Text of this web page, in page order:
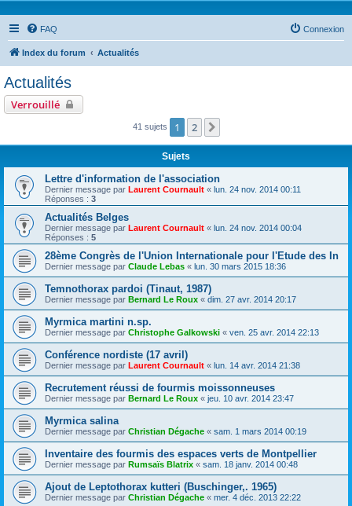
FAQ Connexion
Index du forum Actualités
Actualités
Verrouillé
41 sujets 1 2
Sujets
Lettre d'information de l'association
Dernier message par Laurent Cournault « lun. 24 nov. 2014 00:11
Réponses : 3
Actualités Belges
Dernier message par Laurent Cournault « lun. 24 nov. 2014 00:04
Réponses : 5
28ème Congrès de l'Union Internationale pour l'Etude des In
Dernier message par Claude Lebas « lun. 30 mars 2015 18:36
Temnothorax pardoi (Tinaut, 1987)
Dernier message par Bernard Le Roux « dim. 27 avr. 2014 20:17
Myrmica martini n.sp.
Dernier message par Christophe Galkowski « ven. 25 avr. 2014 22:13
Conférence nordiste (17 avril)
Dernier message par Laurent Cournault « lun. 14 avr. 2014 21:38
Recrutement réussi de fourmis moissonneuses
Dernier message par Bernard Le Roux « jeu. 10 avr. 2014 23:47
Myrmica salina
Dernier message par Christian Dégache « sam. 1 mars 2014 00:19
Inventaire des fourmis des espaces verts de Montpellier
Dernier message par Rumsaïs Blatrix « sam. 18 janv. 2014 00:48
Ajout de Leptothorax kutteri (Buschinger,. 1965)
Dernier message par Christian Dégache « mer. 4 déc. 2013 22:22